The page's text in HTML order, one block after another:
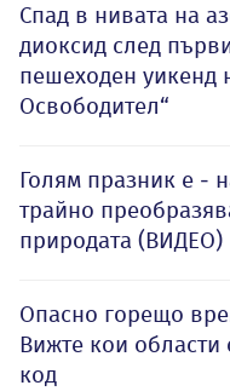
Спад в нивата на
диоксид след
пешеходен уикенд
Освободител“
Голям празник е -
трайно
природата (ВИДЕО)
Опасно горещо
Вижте кои области
код